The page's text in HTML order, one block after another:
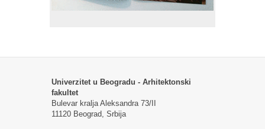
Univerzitet u Beogradu - Arhitektonski
fakultet
Bulevar kralja Aleksandra 73/II
11120 Beograd, Srbija